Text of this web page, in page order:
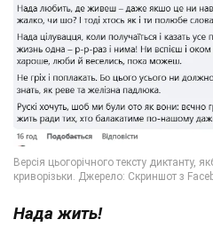
Нада жить!